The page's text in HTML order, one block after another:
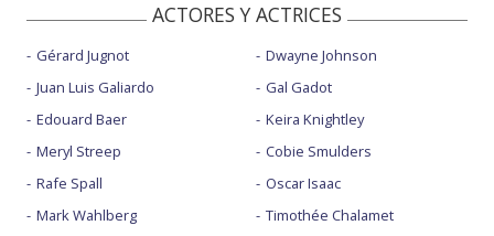
ACTORES Y ACTRICES
Gérard Jugnot
Juan Luis Galiardo
Edouard Baer
Meryl Streep
Rafe Spall
Mark Wahlberg
Dwayne Johnson
Gal Gadot
Keira Knightley
Cobie Smulders
Oscar Isaac
Timothée Chalamet